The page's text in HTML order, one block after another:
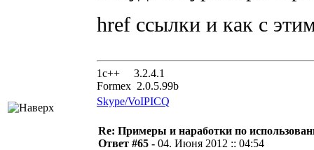
href ссылки и как с
1с++ 3.2.4.1
Formex 2.0.5.99b
Skype/VoIPICQ
Re: Примеры и наработки по
Ответ #65 - 04. Июня 2012 :: 04:54